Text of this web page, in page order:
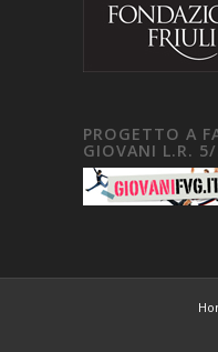
PROGETTO A
GIOVANI L.R.